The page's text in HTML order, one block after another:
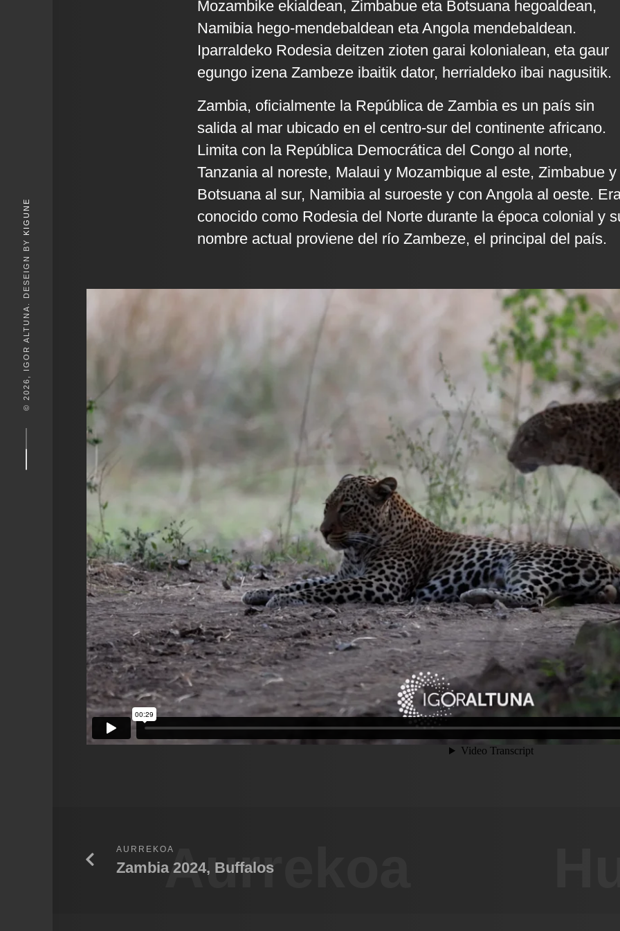
© 2026, IGOR ALTUNA. DESEIGN BY
KIGUNE
Mozambike ekialdean, Zimbabue eta Botsuana hegoaldean,
Namibia hego-mendebaldean eta Angola mendebaldean.
Iparraldeko Rodesia deitzen zioten garai kolonialean, eta gaur
egungo izena Zambeze ibaitik dator, herrialdeko ibai nagusitik.
Zambia, oficialmente la República de Zambia es un país sin
salida al mar ubicado en el centro-sur del continente africano.
Limita con la República Democrática del Congo al norte,
Tanzania al noreste, Malaui y Mozambique al este, Zimbabue y
Botsuana al sur, Namibia al suroeste y con Angola al oeste.
conocido como Rodesia del Norte durante la época colonial y
nombre actual proviene del río Zambeze, el principal del país.
Aurrekoa
AURREKOA
Zambia 2024, Buffalos